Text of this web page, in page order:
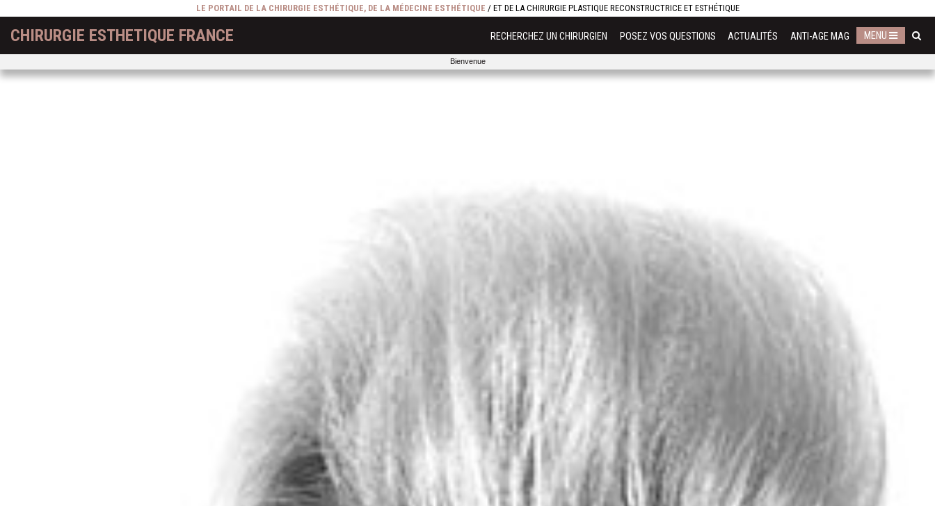
LE PORTAIL DE LA CHIRURGIE ESTHÉTIQUE, DE LA MÉDECINE ESTHÉTIQUE / ET DE LA CHIRURGIE PLASTIQUE RECONSTRUCTRICE ET ESTHÉTIQUE
CHIRURGIE ESTHETIQUE FRANCE RECHERCHEZ UN CHIRURGIEN POSEZ VOS QUESTIONS ACTUALITÉS ANTI-AGE MAG MENU
Bienvenue